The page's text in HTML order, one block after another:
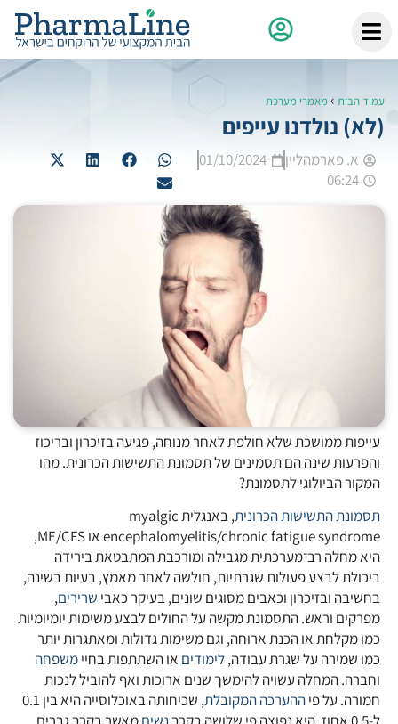
עמוד הבית ›מאמרי מערכת
(לא) נולדנו עייפים
א. פארמהליין
01/10/2024
06:24
עייפות ממושכת שלא חולפת לאחר מנוחה, פגיעה בזיכרון ובריכוז
והפרעות שינה הם תסמינים של תסמונת התשישות הכרונית. מהו
המקור הביולוגי לתסמונת?
תסמונת התשישות הכרונית
, באנגלית myalgic
encephalomyelitis/chronic fatigue syndrome או ME/CFS,
היא מחלה רב־מערכתית מגבילה ומורכבת המתבטאת בירידה
ביכולת לבצע פעולות שגרתיות, חולשה לאחר מאמץ, בעיות בשינה,
בחשיבה ובזיכרון וכאבים מסוגים שונים, בעיקר כאבי שרירים,
מפרקים וראש. התסמונת מקשה על החולים לבצע משימות יומיומיות
כמו מקלחת או הכנת ארוחה, וגם משימות גדולות ומאתגרות יותר
כמו שמירה על שגרת עבודה,לימודים או השתתפות בחיימשפחה
וחברה. המחלה עשויה להימשך שנים ארוכות ואף להוביל לנכות
חמורה. על פיההערכה המקובלת
, שכיחותה באוכלוסייה היא בין 0.1